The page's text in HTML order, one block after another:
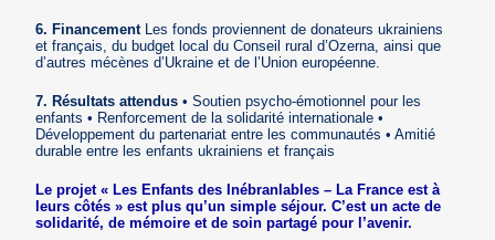
6. FinancementLes fonds proviennent de donateurs ukrainiens
et français, du budget local du Conseil rural d’Ozerna, ainsi que
d’autres mécènes d’Ukraine et de l’Union européenne.
7. Résultats attendus • Soutien psycho-émotionnel pour les
enfants • Renforcement de la solidarité internationale •
Développement du partenariat entre les communautés • Amitié
durable entre les enfants ukrainiens et français
Le projet « Les Enfants des Inébranlables – La France est à
leurs côtés » est plus qu’un simple séjour. C’est un acte de
solidarité, de mémoire et de soin partagé pour l’avenir.